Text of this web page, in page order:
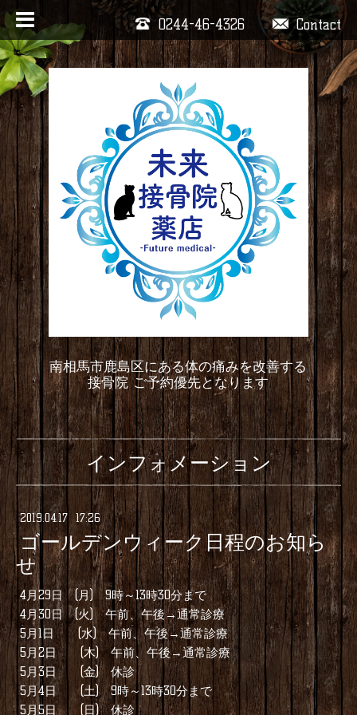
Contact
0244-46-4326
南相馬市鹿島区にある体の痛みを改善する
接骨院 ご予約優先となります
インフォメーション
2019 04.17 17:26
ゴールデンウィーク日程のお知ら
せ
4月29日 (月) 9時～13時30分まで
4月30日 (火) 午前、午後→通常診療
5月1日 (水) 午前、午後→通常診療
5月2日 (木) 午前、午後→通常診療
5月3日 (金) 休診
5月4日 (土) 9時～13時30分まで
5月5日 (日) 休診